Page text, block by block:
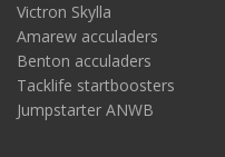
Victron Skylla
Amarew acculaders
Benton acculaders
Tacklife startboosters
Jumpstarter ANWB